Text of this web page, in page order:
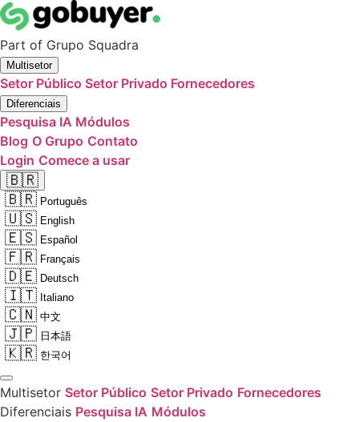
Part of Grupo Squadra
Multisetor
Setor Público Setor Privado Fornecedores
Diferenciais
Pesquisa IA Módulos
Blog O Grupo Contato
Login Comece a usar
🇧🇷
🇧🇷 Português
🇺🇸 English
🇪🇸 Español
🇫🇷 Français
🇩🇪 Deutsch
🇮🇹 Italiano
🇨🇳 中文
🇯🇵 日本語
🇰🇷 한국어
Multisetor Setor Público Setor Privado Fornecedores
Diferenciais Pesquisa IA Módulos